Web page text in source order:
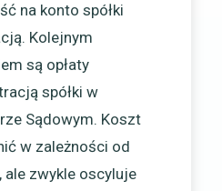
na konto spółki
Kolejnym
są opłaty
spółki w
Sądowym. Koszt
w zależności od
zwykle oscyluje